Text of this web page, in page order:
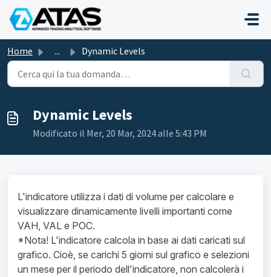
Salta al contenuto principale
Home ... Dynamic Levels
Dynamic Levels
Modificato il Mer, 20 Mar, 2024 alle 5:43 PM
L'indicatore utilizza i dati di volume per calcolare e
visualizzare dinamicamente livelli importanti come
VAH, VAL e POC.
*Nota! L'indicatore calcola in base ai dati caricati sul
grafico. Cioè, se carichi 5 giorni sul grafico e selezioni
un mese per il periodo dell'indicatore, non calcolerà i